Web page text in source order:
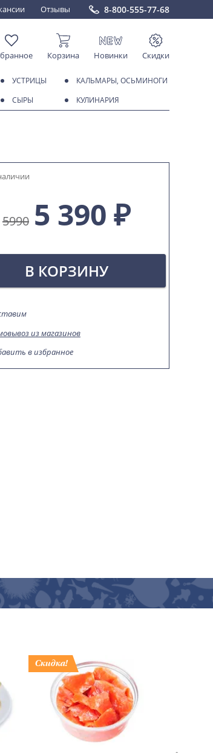
Отзывы 8-800-555-77-68
Корзина Новинки Скидки
УСТРИЦЫ
КАЛЬМАРЫ, ОСЬМИНОГИ
СЫРЫ КУЛИНАРИЯ
5990 5 390 ₽
В КОРЗИНУ
из магазинов
в избранное